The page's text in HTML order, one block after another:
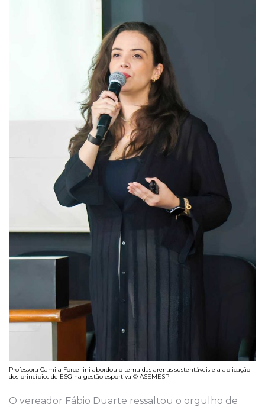
Professora Camila Forcellini abordou o tema das arenas sustentáveis e a aplicação
dos princípios de ESG na gestão esportiva © ASEMESP
O vereador Fábio Duarte ressaltou o orgulho de